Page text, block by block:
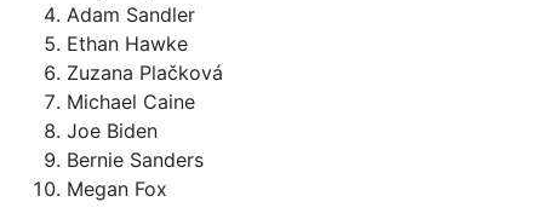
Adam Sandler
Ethan Hawke
Zuzana Plačková
Michael Caine
Joe Biden
Bernie Sanders
Megan Fox